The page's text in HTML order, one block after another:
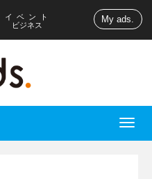
イベント
ビジネス
My ads.
T
o